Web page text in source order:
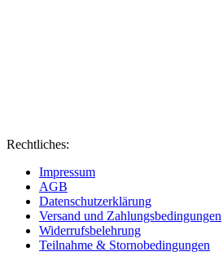
Rechtliches:
Impressum
AGB
Datenschutzerklärung
Versand und Zahlungsbedingungen
Widerrufsbelehrung
Teilnahme & Stornobedingungen